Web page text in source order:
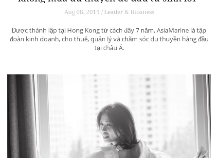
Aug 08, 2019 / Leader & Business
Được thành lập tại Hong Kong từ cách đây 7 năm, AsiaMarine là tập
đoàn kinh doanh, cho thuê, quản lý và chăm sóc du thuyền hàng đầu
tại châu Á.